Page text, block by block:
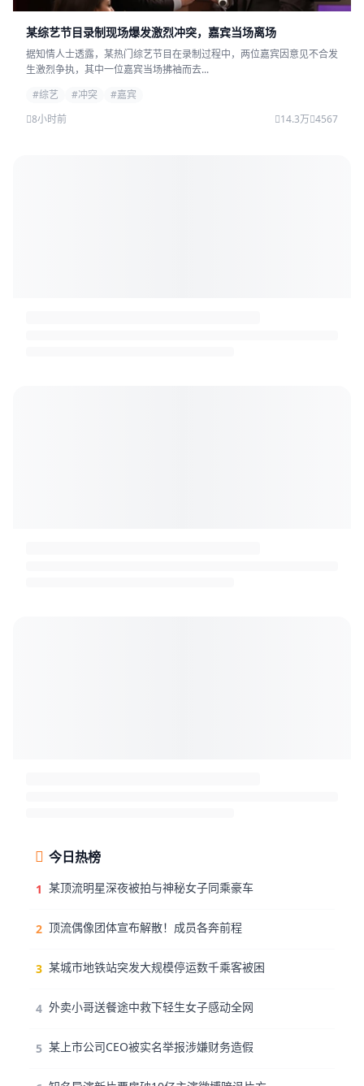
某综艺节目录制现场爆发激烈冲突，嘉宾当场离场
据知情人士透露，某热门综艺节目在录制过程中，两位嘉宾因意见不合发
生激烈争执，其中一位嘉宾当场拂袖而去...
#综艺
#冲突
#嘉宾
8小时前
14.3万 4567
今日热榜
1 某顶流明星深夜被拍与神秘女子同乘豪车
2 顶流偶像团体宣布解散！成员各奔前程
3 某城市地铁站突发大规模停运数千乘客被困
4 外卖小哥送餐途中救下轻生女子感动全网
5 某上市公司CEO被实名举报涉嫌财务造假